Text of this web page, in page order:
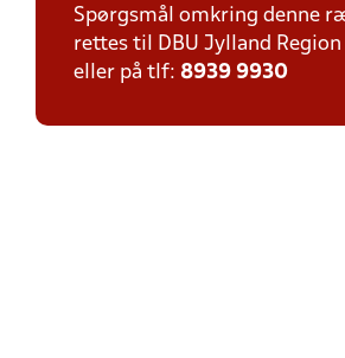
Spørgsmål omkring denne
rettes til DBU Jylland Region
eller på tlf: 8939 9930